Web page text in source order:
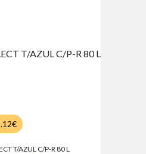
T/AZUL C/P-R 80 L